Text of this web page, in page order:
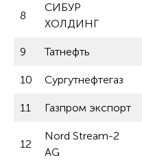
8
СИБУР
ХОЛДИНГ
9 Татнефть
10 Сургутнефтегаз
11 Газпром экспорт
12
Nord Stream-2
AG